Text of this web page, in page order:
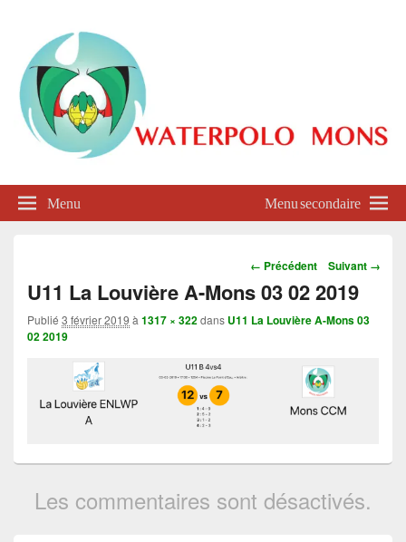
Waterpolo Mons
Menu Menu secondaire
Navigation
dans
les
images
← Précédent Suivant →
U11 La Louvière A-Mons 03 02 2019
Publié 3 février 2019 à 1317 × 322dans U11 La Louvière A-Mons 03
02 2019
Les commentaires sont désactivés.